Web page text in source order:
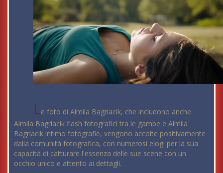
Le foto di Almila Bagriacik, che includono anche
Almila Bagriacik flash fotografici tra le gambe e Almila
Bagriacik intimo fotografie, vengono accolte positivamente
dalla comunità fotografica, con numerosi elogi per la sua
capacità di catturare l'essenza delle sue scene con un
occhio unico e attento ai dettagli.